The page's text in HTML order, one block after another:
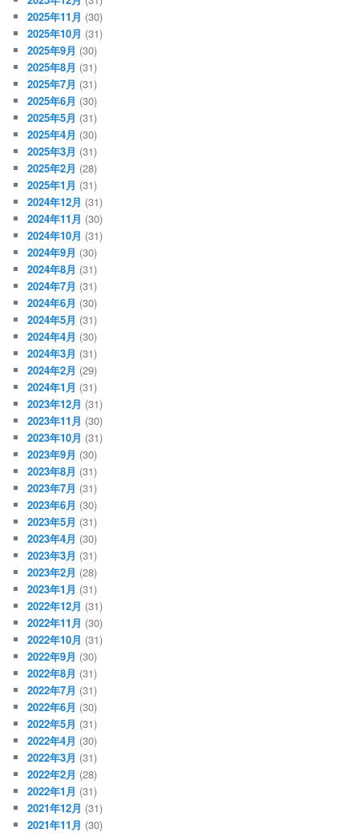
2025年11月 (30)
2025年10月 (31)
2025年9月 (30)
2025年8月 (31)
2025年7月 (31)
2025年6月 (30)
2025年5月 (31)
2025年4月 (30)
2025年3月 (31)
2025年2月 (28)
2025年1月 (31)
2024年12月 (31)
2024年11月 (30)
2024年10月 (31)
2024年9月 (30)
2024年8月 (31)
2024年7月 (31)
2024年6月 (30)
2024年5月 (31)
2024年4月 (30)
2024年3月 (31)
2024年2月 (29)
2024年1月 (31)
2023年12月 (31)
2023年11月 (30)
2023年10月 (31)
2023年9月 (30)
2023年8月 (31)
2023年7月 (31)
2023年6月 (30)
2023年5月 (31)
2023年4月 (30)
2023年3月 (31)
2023年2月 (28)
2023年1月 (31)
2022年12月 (31)
2022年11月 (30)
2022年10月 (31)
2022年9月 (30)
2022年8月 (31)
2022年7月 (31)
2022年6月 (30)
2022年5月 (31)
2022年4月 (30)
2022年3月 (31)
2022年2月 (28)
2022年1月 (31)
2021年12月 (31)
2021年11月 (30)